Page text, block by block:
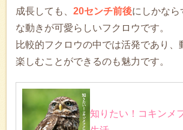
成長しても、 20センチ前後にしかなら
な動きが可愛らしいフクロウです。
比較的フクロウの中では活発であり、
楽しむことができるのも魅力です。
知りたい！コキンメ